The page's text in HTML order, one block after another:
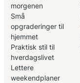
morgenen
Små
opgraderinger til
hjemmet
Praktisk stil til
hverdagslivet
Lettere
weekendplaner